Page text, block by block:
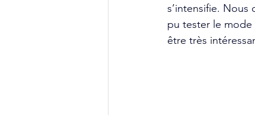
s’intensifie. Nous
pu tester le
être très